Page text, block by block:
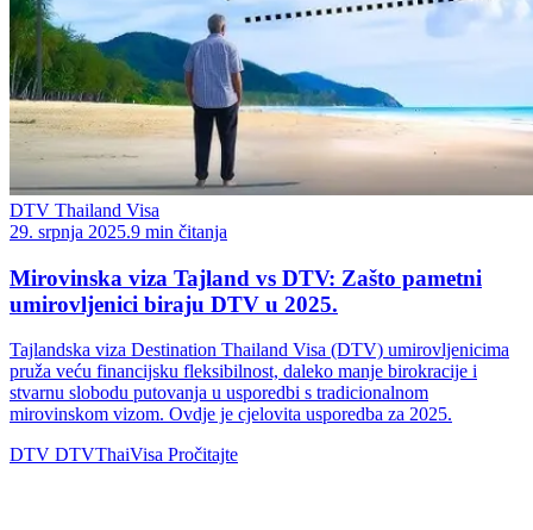
DTV Thailand Visa
29. srpnja 2025.9 min čitanja
Mirovinska viza Tajland vs DTV: Zašto pametni
umirovljenici biraju DTV u 2025.
Tajlandska viza Destination Thailand Visa (DTV) umirovljenicima
pruža veću financijsku fleksibilnost, daleko manje birokracije i
stvarnu slobodu putovanja u usporedbi s tradicionalnom
mirovinskom vizom. Ovdje je cjelovita usporedba za 2025.
DTV DTVThaiVisa Pročitajte